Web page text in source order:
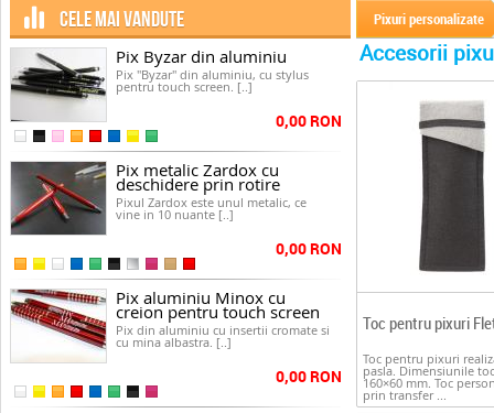
CELE MAI VANDUTE
Pix Byzar din aluminiu
Pix "Byzar" din aluminiu, cu stylus
pentru touch screen. [..]
0,00 RON
Pix metalic Zardox cu
deschidere prin rotire
Pixul Zardox este unul metalic, ce
vine in 10 nuante [..]
0,00 RON
Pix aluminiu Minox cu
creion pentru touch screen
Pix din aluminiu cu insertii cromate si
cu mina albastra. [..]
0,00 RON
Pixuri personalizate
Accesorii
Toc pentru pixuri
Toc pentru pixuri
pasla. Dimensiunile
160×60 mm. Toc
prin transfer ...